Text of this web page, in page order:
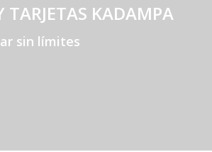
TARJETAS KADAMPA
sin límites